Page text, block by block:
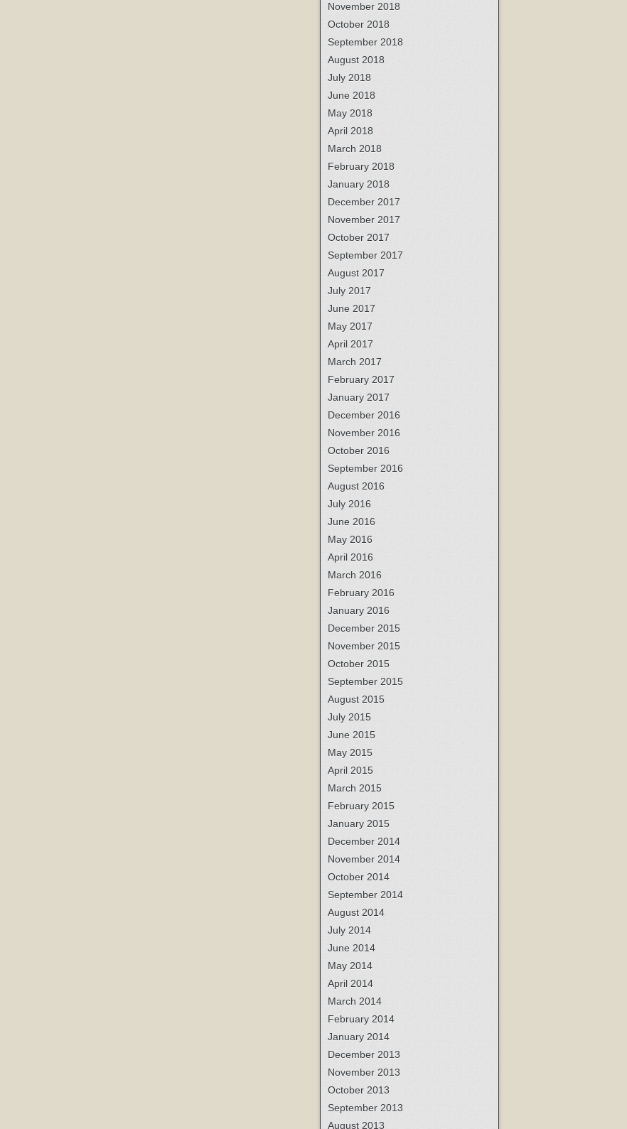
November 2018
October 2018
September 2018
August 2018
July 2018
June 2018
May 2018
April 2018
March 2018
February 2018
January 2018
December 2017
November 2017
October 2017
September 2017
August 2017
July 2017
June 2017
May 2017
April 2017
March 2017
February 2017
January 2017
December 2016
November 2016
October 2016
September 2016
August 2016
July 2016
June 2016
May 2016
April 2016
March 2016
February 2016
January 2016
December 2015
November 2015
October 2015
September 2015
August 2015
July 2015
June 2015
May 2015
April 2015
March 2015
February 2015
January 2015
December 2014
November 2014
October 2014
September 2014
August 2014
July 2014
June 2014
May 2014
April 2014
March 2014
February 2014
January 2014
December 2013
November 2013
October 2013
September 2013
August 2013